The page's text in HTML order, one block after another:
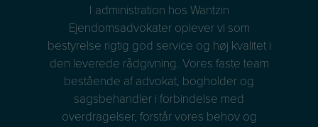
I administration hos Wantzin
Ejendomsadvokater oplever vi som
bestyrelse rigtig god service og høj kvalitet i
den leverede rådgivning. Vores faste team
bestående af advokat, bogholder og
sagsbehandler i forbindelse med
overdragelser, forstår vores behov og